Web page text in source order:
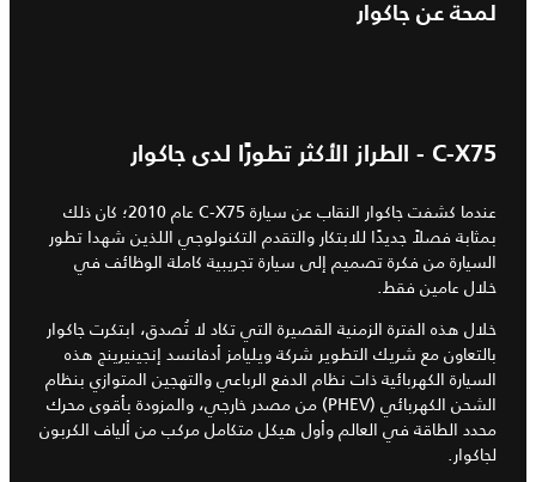
لمحة عن جاكوار
C-X75 - الطراز الأكثر تطورًا لدى جاكوار
عندما كشفت جاكوار النقاب عن سيارة C-X75 عام 2010؛ كان ذلك
بمثابة فصلاً جديدًا للابتكار والتقدم التكنولوجي اللذين شهدا تطور
السيارة من فكرة تصميم إلى سيارة تجريبية كاملة الوظائف في
خلال عامين فقط.
خلال هذه الفترة الزمنية القصيرة التي تكاد لا تُصدق، ابتكرت جاكوار
بالتعاون مع شريك التطوير شركة ويليامز أدفانسد إنجينيرينج هذه
السيارة الكهربائية ذات نظام الدفع الرباعي والتهجين المتوازي بنظام
الشحن الكهربائي (PHEV) من مصدر خارجي، والمزودة بأقوى محرك
محدد الطاقة في العالم وأول هيكل متكامل مركب من ألياف الكربون
لجاكوار.